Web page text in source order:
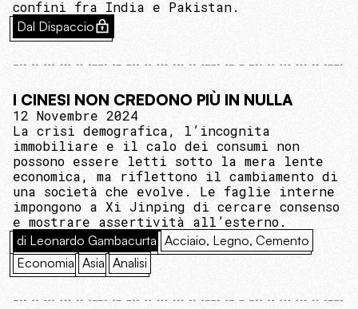
confini fra India e Pakistan.
Dal Dispaccio
I CINESI NON CREDONO PIÙ IN NULLA
12 Novembre 2024
La crisi demografica, l’incognita
immobiliare e il calo dei consumi non
possono essere letti sotto la mera lente
economica, ma riflettono il cambiamento di
una società che evolve. Le faglie interne
impongono a Xi Jinping di cercare consenso
e mostrare assertività all’esterno.
di Leonardo Gambacurta Acciaio, Legno, Cemento
Economia Asia Analisi